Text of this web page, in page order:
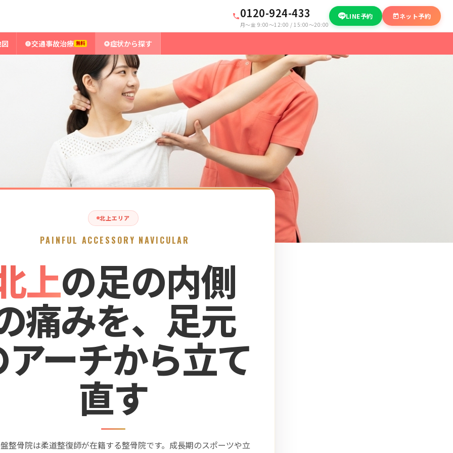
0120-924-433
月〜金 9:00〜12:00 / 15:00〜20:00
LINE予約 ネット予約
交通事故治療 無料 症状から探す
北上エリア
PAINFUL ACCESSORY NAVICULAR
上の足の内側
痛みを、足元
ーチから立て
直す
整骨院は柔道整復師が在籍する整骨院です。成長期のスポーツや立